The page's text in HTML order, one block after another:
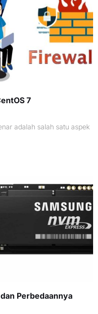
7
adalah salah satu aspek
Perbedaannya